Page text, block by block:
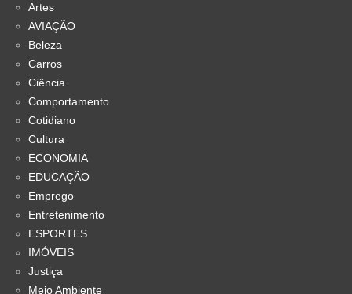
Artes
AVIAÇÃO
Beleza
Carros
Ciência
Comportamento
Cotidiano
Cultura
ECONOMIA
EDUCAÇÃO
Emprego
Entretenimento
ESPORTES
IMÓVEIS
Justiça
Meio Ambiente